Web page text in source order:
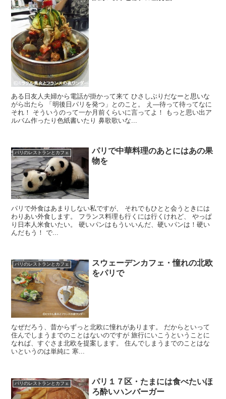
ある日友人夫婦から電話が掛かって来て ひさしぶりだなーと思いな
がら出たら 「明後日パリを発つ」とのこと。 え―待って待ってなに
それ！ そういうのって一か月前くらいに言ってよ！ もっと思い出ア
ルバム作ったり色紙書いたり 鼻歌歌いな...
パリのレストランとカフェ
パリで中華料理のあとにはあの果
物を
パリで外食はあまりしない私ですが、 それでもひとと会うときには
わりあい外食します。 フランス料理も行くには行くけれど、 やっぱ
り日本人米食いたい。 硬いパンはもういいんだ、硬いパンは！硬い
んだもう！ で...
パリのレストランとカフェ
スウェーデンカフェ・憧れの北欧
をパリで
なぜだろう、昔からずっと北欧に憧れがあります。 だからといって
住んでしまうまでのことはないのですが 旅行にいこうということに
なれば、すぐさま北欧を提案します。 住んでしまうまでのことはな
いというのは単純に 寒...
パリのレストランとカフェ
パリ１７区・たまには食べたいほ
ろ酔いハンバーガー